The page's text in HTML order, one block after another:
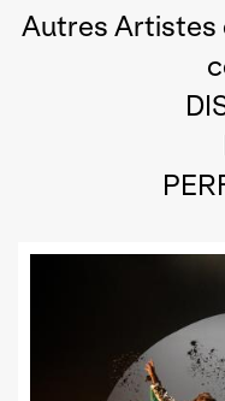
Autres Artistes